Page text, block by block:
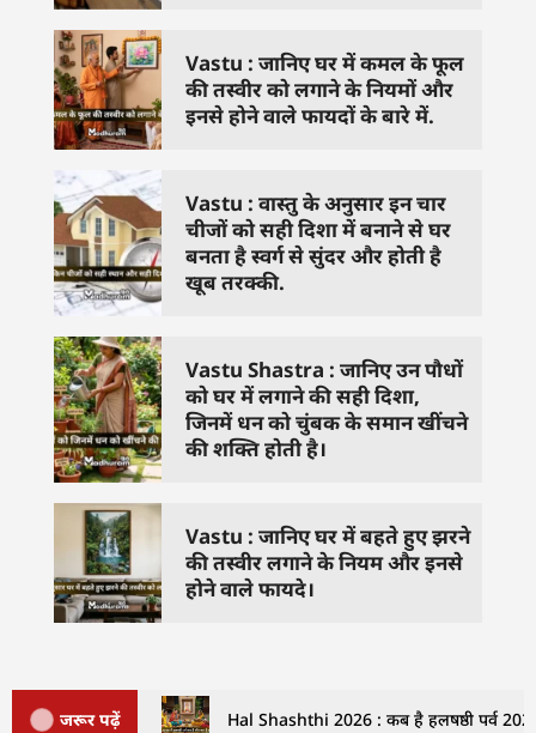
Vastu : जानिए घर में कमल के फूल
की तस्वीर को लगाने के नियमों और
इनसे होने वाले फायदों के बारे में.
Vastu : वास्तु के अनुसार इन चार
चीजों को सही दिशा में बनाने से घर
बनता है स्वर्ग से सुंदर और होती है
खूब तरक्की.
Vastu Shastra : जानिए उन पौधों
को घर में लगाने की सही दिशा,
जिनमें धन को चुंबक के समान खींचने
की शक्ति होती है।
Vastu : जानिए घर में बहते हुए झरने
की तस्वीर लगाने के नियम और इनसे
होने वाले फायदे।
जरूर पढ़ें Hal Shashthi 2026 : कब है हलषष्ठी पर्व